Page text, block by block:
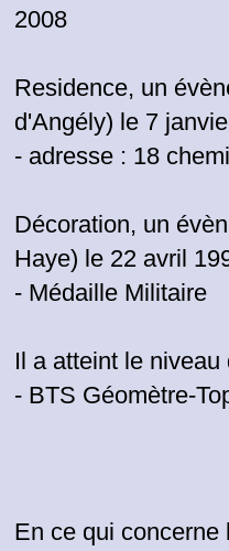
2008
Residence, un
d'Angély) le 7
- adresse : 18
Décoration, un
Haye) le 22 avril
- Médaille Militaire
Il a atteint le
- BTS Géomètre-
En ce qui